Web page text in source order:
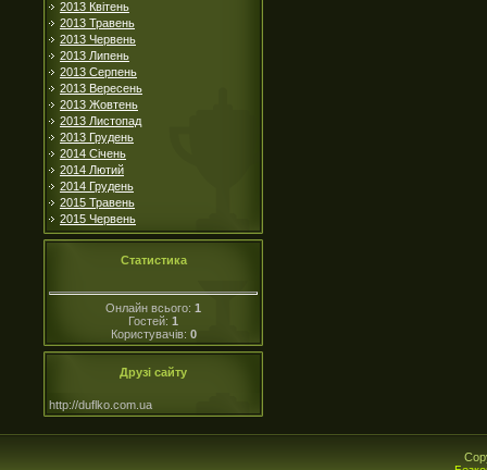
2013 Квітень
2013 Травень
2013 Червень
2013 Липень
2013 Серпень
2013 Вересень
2013 Жовтень
2013 Листопад
2013 Грудень
2014 Січень
2014 Лютий
2014 Грудень
2015 Травень
2015 Червень
Статистика
Онлайн всього: 1
Гостей: 1
Користувачів: 0
Друзі сайту
http://duflko.com.ua